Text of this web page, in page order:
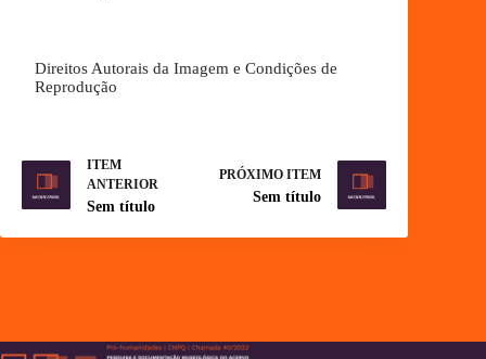
Direitos Autorais da Imagem e Condições de
Reprodução
ITEM
ANTERIOR
Sem título
PRÓXIMO ITEM
Sem título